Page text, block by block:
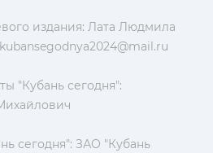
издания: Лата Людмила
kubansegodnya2024@mail.ru
"Кубань сегодня":
сегодня": ЗАО "Кубань